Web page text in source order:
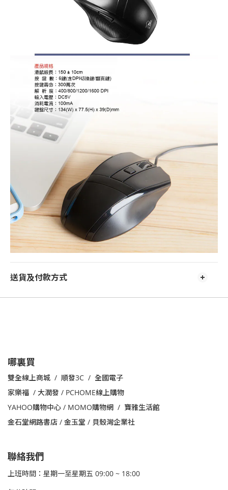
送貨及付款方式
哪裏買
雙全線上商城 / 順發3C / 全國電子
家樂福 / 大潤發 / PCHOME線上購物
YAHOO購物中心 / MOMO購物網 / 寶雅生活館
金石堂網路書店 / 金玉堂 / 貝殼灣企業社
聯絡我們
上班時間：星期一至星期五 09:00 ~ 18:00